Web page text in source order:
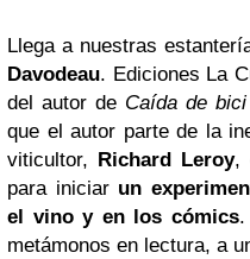
Llega a nuestras
Davodeau. Ediciones La
del autor de Caída de bici
que el autor parte de la
viticultor,
Richard Leroy,
para iniciar un
el vino y en los cómics.
metámonos en lectura, a